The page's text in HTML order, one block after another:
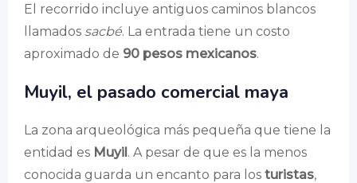
El recorrido incluye antiguos caminos blancos
llamados sacbé. La entrada tiene un costo
aproximado de 90 pesos mexicanos.
Muyil, el pasado comercial maya
La zona arqueológica más pequeña que tiene la
entidad es Muyil. A pesar de que es la menos
conocida guarda un encanto para los turistas,